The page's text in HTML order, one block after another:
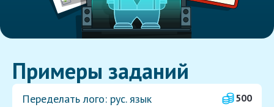
Примеры заданий
Переделать лого: рус. язык
500